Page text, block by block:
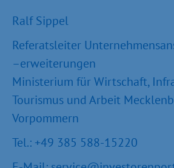
Ralf Sippel
Referatsleiter
–erweiterungen
Ministerium für Wirtschaft,
Tourismus und Arbeit
Vorpommern
Tel.: +49 385 588-15220